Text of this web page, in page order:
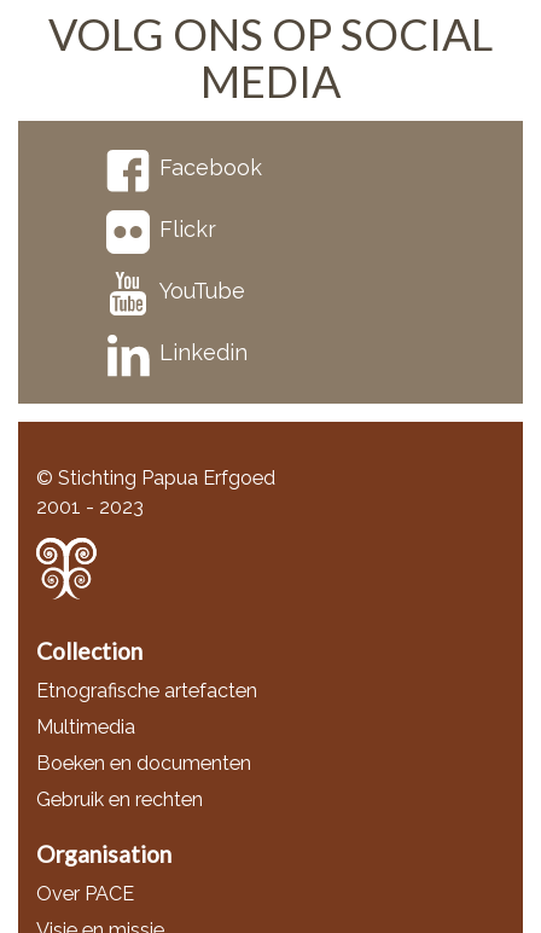
VOLG ONS OP SOCIAL
MEDIA
Facebook
Flickr
YouTube
Linkedin
© Stichting Papua Erfgoed
2001 - 2023
Collection
Etnografische artefacten
Multimedia
Boeken en documenten
Gebruik en rechten
Organisation
Over PACE